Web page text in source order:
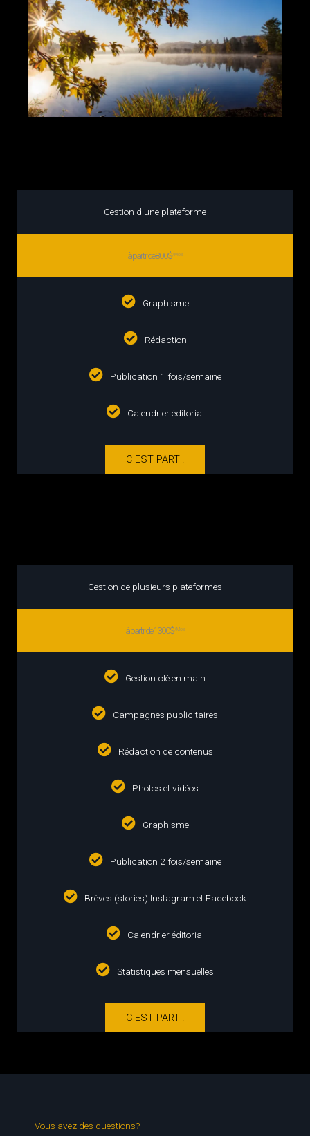
Gestion d'une plateforme
à partir de 800$/Mois
Graphisme
Rédaction
Publication 1 fois/semaine
Calendrier éditorial
C'EST PARTI!
Gestion de plusieurs plateformes
à partir de 1300$/Mois
Gestion clé en main
Campagnes publicitaires
Rédaction de contenus
Photos et vidéos
Graphisme
Publication 2 fois/semaine
Brèves (stories) Instagram et Facebook
Calendrier éditorial
Statistiques mensuelles
C'EST PARTI!
Vous avez des questions?